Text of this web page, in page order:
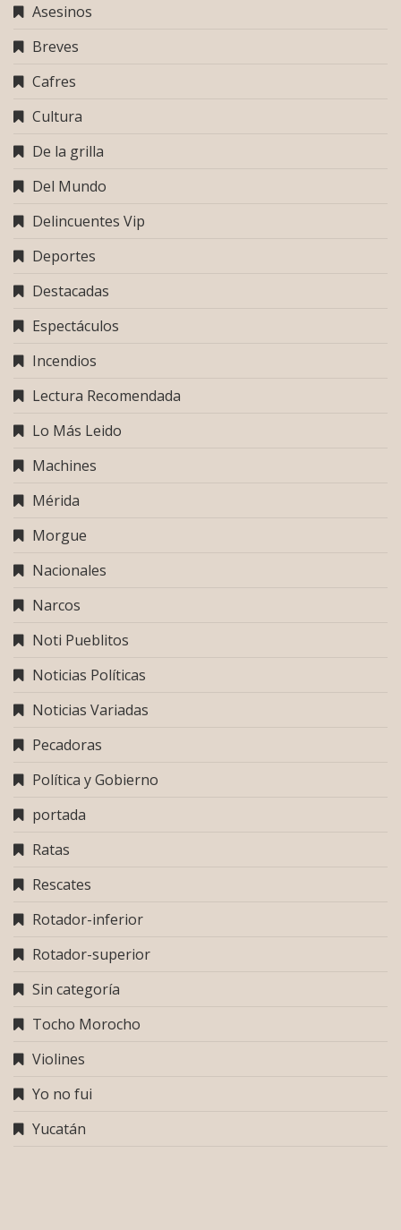
Asesinos
Breves
Cafres
Cultura
De la grilla
Del Mundo
Delincuentes Vip
Deportes
Destacadas
Espectáculos
Incendios
Lectura Recomendada
Lo Más Leido
Machines
Mérida
Morgue
Nacionales
Narcos
Noti Pueblitos
Noticias Políticas
Noticias Variadas
Pecadoras
Política y Gobierno
portada
Ratas
Rescates
Rotador-inferior
Rotador-superior
Sin categoría
Tocho Morocho
Violines
Yo no fui
Yucatán